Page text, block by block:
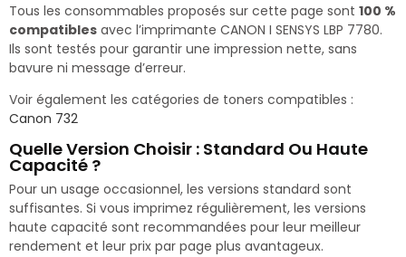
Tous les consommables proposés sur cette page sont 100 %
compatibles avec l’imprimante CANON I SENSYS LBP 7780.
Ils sont testés pour garantir une impression nette, sans
bavure ni message d’erreur.
Voir également les catégories de toners compatibles :
Canon 732
Quelle Version Choisir : Standard Ou Haute
Capacité ?
Pour un usage occasionnel, les versions standard sont
suffisantes. Si vous imprimez régulièrement, les versions
haute capacité sont recommandées pour leur meilleur
rendement et leur prix par page plus avantageux.